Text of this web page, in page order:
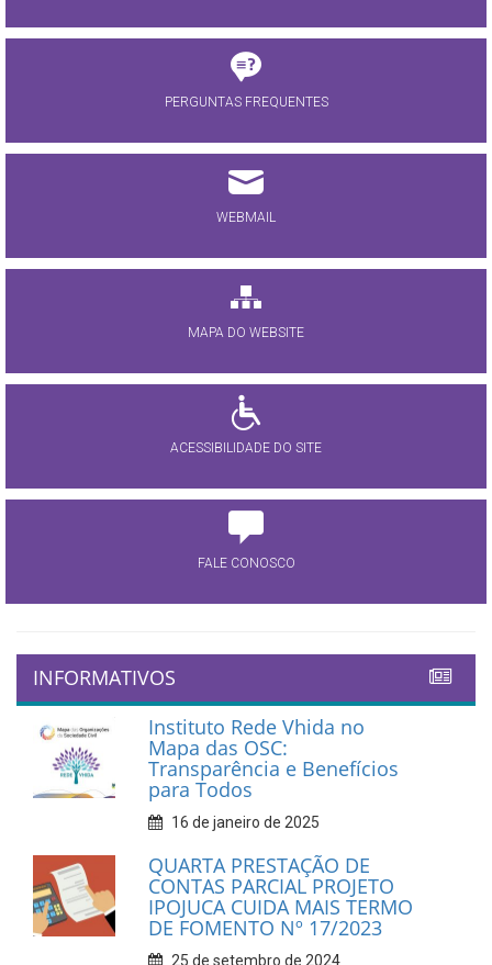
PERGUNTAS FREQUENTES
WEBMAIL
MAPA DO WEBSITE
ACESSIBILIDADE DO SITE
FALE CONOSCO
INFORMATIVOS
Instituto Rede Vhida no
Mapa das OSC:
Transparência e Benefícios
para Todos
16 de janeiro de 2025
QUARTA PRESTAÇÃO DE
CONTAS PARCIAL PROJETO
IPOJUCA CUIDA MAIS TERMO
DE FOMENTO Nº 17/2023
25 de setembro de 2024